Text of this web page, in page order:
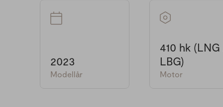
2023
Modellår
410 hk
LBG)
Motor